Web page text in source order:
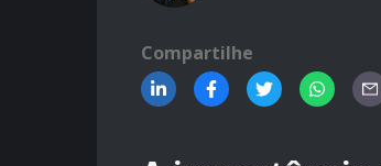
Compartilhe